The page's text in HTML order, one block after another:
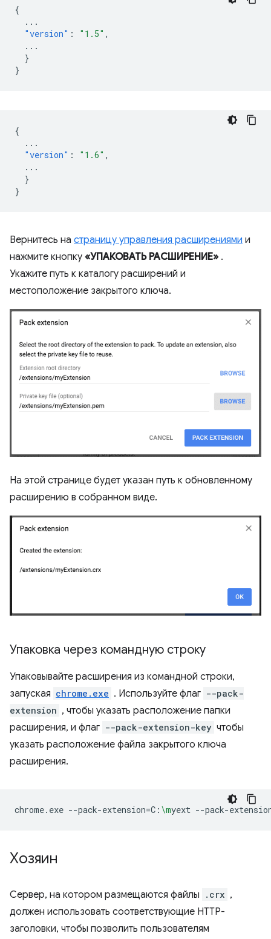
{
...
"version" : "1.5" ,
...
}
}
{
...
"version" : "1.6" ,
...
}
}
Вернитесь на страницу управления расширениями и
нажмите кнопку «УПАКОВАТЬ РАСШИРЕНИЕ» .
Укажите путь к каталогу расширений и
местоположение закрытого ключа.
На этой странице будет указан путь к обновленному
расширению в собранном виде.
Упаковка через командную строку
Упаковывайте расширения из командной строки,
запуская chrome.exe . Используйте флаг --pack-
extension , чтобы указать расположение папки
расширения, и флаг --pack-extension-key чтобы
указать расположение файла закрытого ключа
расширения.
chrome.exe --pack-extension=C: \myext --pack-
Хозяин
Сервер, на котором размещаются файлы .crx ,
должен использовать соответствующие HTTP-
заголовки, чтобы позволить пользователям